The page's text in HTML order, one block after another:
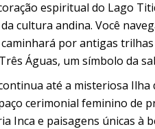
espiritual do Lago
cultura andina. Você
por antigas
Águas, um símbolo da
até a misteriosa
cerimonial feminino de
Inca e paisagens únicas à